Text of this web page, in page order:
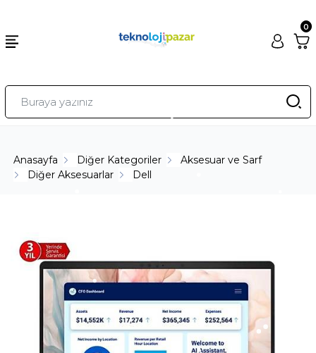
0
Anasayfa Diğer Kategoriler
Aksesuar ve Sarf
Diğer Aksesuarlar
Dell